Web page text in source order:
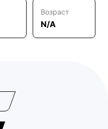
Возраст
N/A